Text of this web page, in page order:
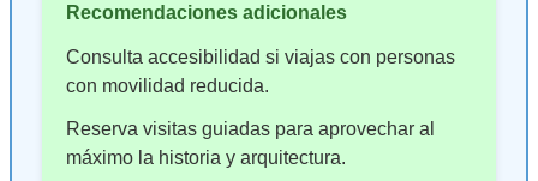
Recomendaciones adicionales
Consulta accesibilidad si viajas con personas
con movilidad reducida.
Reserva visitas guiadas para aprovechar al
máximo la historia y arquitectura.